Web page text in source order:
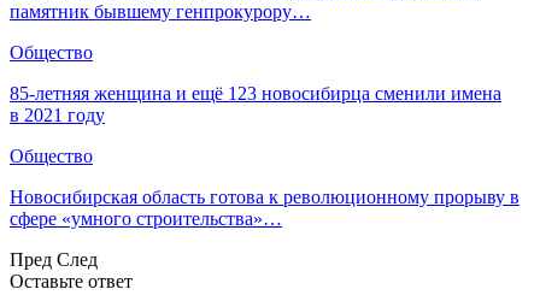
памятник бывшему генпрокурору…
Общество
85-летняя женщина и ещё 123 новосибирца сменили имена
в 2021 году
Общество
Новосибирская область готова к революционному прорыву в
сфере «умного строительства»…
Пред След
Оставьте ответ